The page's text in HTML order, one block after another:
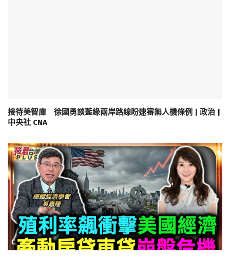
接待美智庫 徐國勇談藍綠兩岸路線盼速審無人機條例 | 政治 |
中央社 CNA